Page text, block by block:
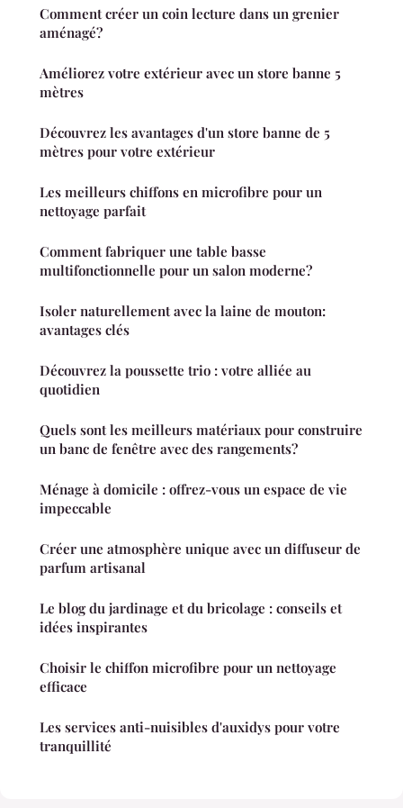
Comment créer un coin lecture dans un grenier
aménagé?
Améliorez votre extérieur avec un store banne 5
mètres
Découvrez les avantages d'un store banne de 5
mètres pour votre extérieur
Les meilleurs chiffons en microfibre pour un
nettoyage parfait
Comment fabriquer une table basse
multifonctionnelle pour un salon moderne?
Isoler naturellement avec la laine de mouton:
avantages clés
Découvrez la poussette trio : votre alliée au
quotidien
Quels sont les meilleurs matériaux pour construire
un banc de fenêtre avec des rangements?
Ménage à domicile : offrez-vous un espace de vie
impeccable
Créer une atmosphère unique avec un diffuseur de
parfum artisanal
Le blog du jardinage et du bricolage : conseils et
idées inspirantes
Choisir le chiffon microfibre pour un nettoyage
efficace
Les services anti-nuisibles d'auxidys pour votre
tranquillité